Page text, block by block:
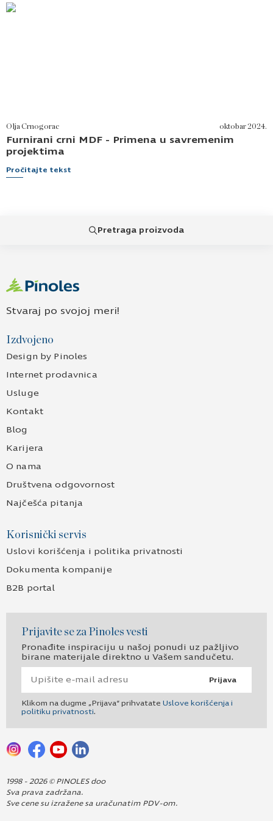
Olja Crnogorac oktobar 2024.
Furnirani crni MDF - Primena u savremenim
projektima
Pročitajte tekst
Pretraga proizvoda
Stvaraj po svojoj meri!
Izdvojeno
Design by Pinoles
Internet prodavnica
Usluge
Kontakt
Blog
Karijera
O nama
Društvena odgovornost
Najčešća pitanja
Korisnički servis
Uslovi korišćenja i politika privatnosti
Dokumenta kompanije
B2B portal
Prijavite se za Pinoles vesti
Pronađite inspiraciju u našoj ponudi uz pažljivo
birane materijale direktno u Vašem sandučetu.
Prijava
Klikom na dugme „Prijava“ prihvatate Uslove korišćenja i
politiku privatnosti.
1998 - 2026 © PINOLES doo
Sva prava zadržana.
Sve cene su izražene sa uračunatim PDV-om.